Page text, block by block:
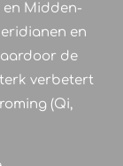
en Midden-
en
de
verbetert
(Qi,